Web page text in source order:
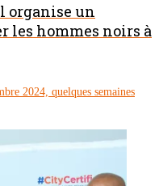
organise un
les hommes noirs à
2024, quelques semaines